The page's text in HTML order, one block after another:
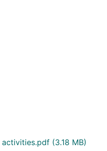
activities.pdf (3.18 MB)